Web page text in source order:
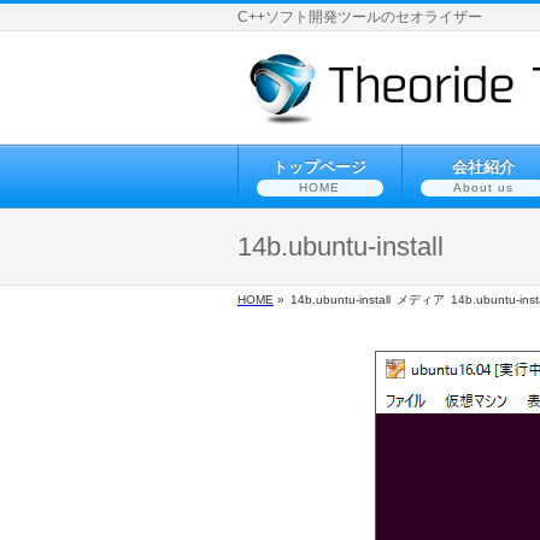
C++ソフト開発ツールのセオライザー
トップページ
HOME
会社紹介
About us
14b.ubuntu-install
HOME » 14b.ubuntu-install メディア 14b.ubuntu-